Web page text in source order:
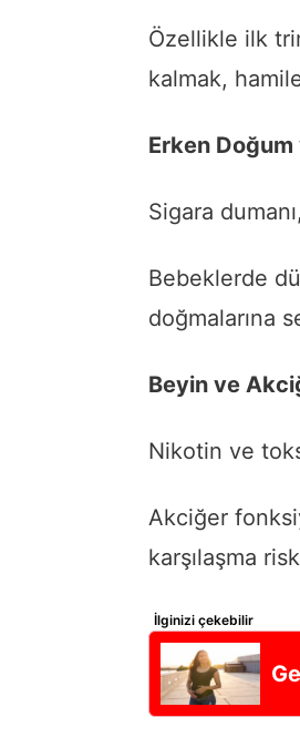
Özellikle ilk
kalmak,
Erken Doğum
Sigara
Bebeklerde
doğmalarına
Beyin ve
Nikotin ve
Akciğer
karşılaşma
İlginizi çekebilir